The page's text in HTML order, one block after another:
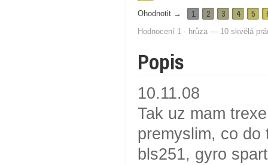
Ohodnotit → 1 2 3 4 5
Hodnocení 1 - hrůza — 10 skvělá
Popis
10.11.08
Tak uz mam
premyslim, co do
bls251, gyro